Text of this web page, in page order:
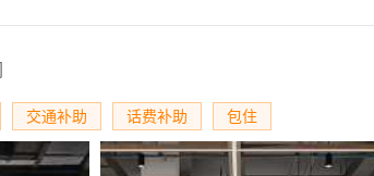
交通补助 话费补助 包住